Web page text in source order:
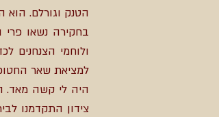
הטנק וגורלם.
ולוחמי הצנחנים
למציאת שאר
היה לי קשה מאד.
צידון התקדמנו